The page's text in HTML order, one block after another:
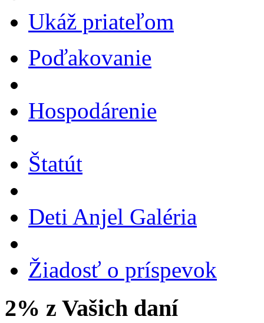
Ukáž priateľom
Poďakovanie
Hospodárenie
Štatút
Deti Anjel Galéria
Žiadosť o príspevok
2% z Vašich daní